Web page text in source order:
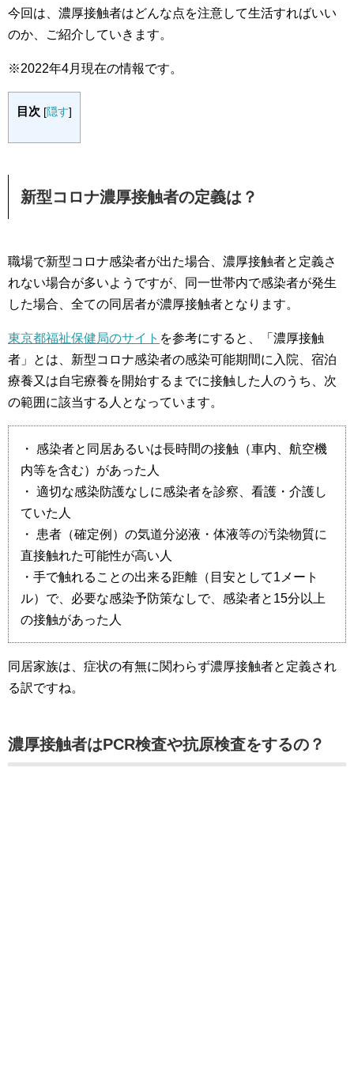
今回は、濃厚接触者はどんな点を注意して生活すればいい
のか、ご紹介していきます。
※2022年4月現在の情報です。
目次 [隠す]
新型コロナ濃厚接触者の定義は？
職場で新型コロナ感染者が出た場合、濃厚接触者と定義さ
れない場合が多いようですが、同一世帯内で感染者が発生
した場合、全ての同居者が濃厚接触者となります。
東京都福祉保健局のサイト を参考にすると、「濃厚接触
者」とは、新型コロナ感染者の感染可能期間に入院、宿泊
療養又は自宅療養を開始するまでに接触した人のうち、次
の範囲に該当する人となっています。
・ 感染者と同居あるいは長時間の接触（車内、航空機
内等を含む）があった人
・ 適切な感染防護なしに感染者を診察、看護・介護し
ていた人
・ 患者（確定例）の気道分泌液・体液等の汚染物質に
直接触れた可能性が高い人
・手で触れることの出来る距離（目安として1メート
ル）で、必要な感染予防策なしで、感染者と15分以上
の接触があった人
同居家族は、症状の有無に関わらず濃厚接触者と定義され
る訳ですね。
濃厚接触者はPCR検査や抗原検査をするの？